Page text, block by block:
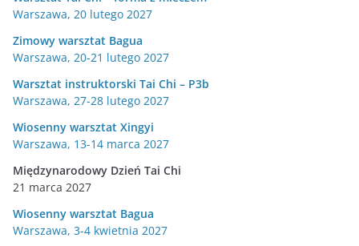
Warszawa, 20 lutego 2027
Zimowy warsztat Bagua
Warszawa, 20-21 lutego 2027
Warsztat instruktorski Tai Chi – P3b
Warszawa, 27-28 lutego 2027
Wiosenny warsztat Xingyi
Warszawa, 13-14 marca 2027
Międzynarodowy Dzień Tai Chi
21 marca 2027
Wiosenny warsztat Bagua
Warszawa, 3-4 kwietnia 2027